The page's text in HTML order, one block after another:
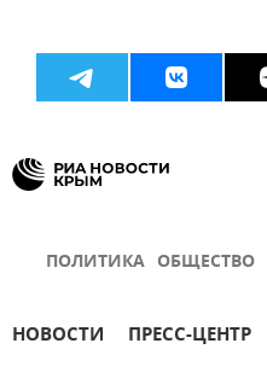
ПОЛИТИКА ОБЩЕСТВО
НОВОСТИ ПРЕСС-ЦЕНТР